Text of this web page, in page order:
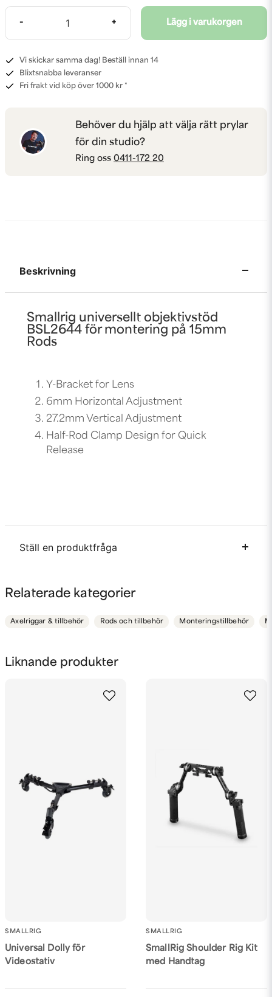
- + Lägg i varukorgen
Vi skickar samma dag! Beställ innan 14
Blixtsnabba leveranser
Fri frakt vid köp över 1000 kr *
Behöver du hjälp att välja rätt prylar
för din studio?
Ring oss 0411-172 20
Liknande produkter
SMALLRIG
Universal Dolly för
Videostativ
SMALLRIG
SmallRig Shoulder Rig Kit
med Handtag
Beskrivning
Smallrig universellt objektivstöd
BSL2644 för montering på 15mm
Rods
Y-Bracket for Lens
6mm Horizontal Adjustment
27.2mm Vertical Adjustment
Half-Rod Clamp Design for Quick
Release
Ställ en produktfråga
Fråga oss något om denna produkten...
Relaterade kategorier
Axelriggar & tillbehör Rods och tillbehör Monteringstillbehör